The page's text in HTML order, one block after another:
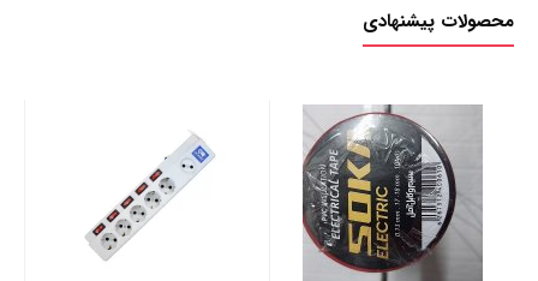
محصولات پیشنهادی